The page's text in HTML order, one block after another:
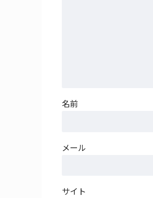
名前
メール
サイト